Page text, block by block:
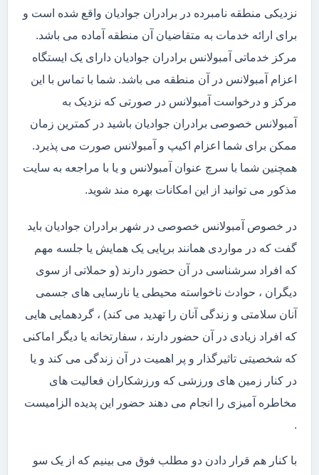
نزدیکی منطقه نامبرده در برادران جوادیان واقع شده است و
برای ارائه خدمات به متقاضیان آن منطقه آماده می باشد.
مرکز خدماتی آمبولانس برادران جوادیان دارای یک ایستگاه
اعزام آمبولانس در آن منطقه می باشد. شما با تماس با این
مرکز و درخواست آمبولانس در صورتی که نزدیک به
آمبولانس خصوصی برادران جوادیان باشید در کمترین زمان
ممکن برای شما اعزام اکیپ و آمبولانس صورت می پذیرد.
همچنین شما با سرچ عنوان آمبولانس و یا با مراجعه به سایت
مذکور می توانید از این امکانات بهره مند شوید.
در خصوص آمبولانس خصوصی در شهر برادران جوادیان باید
گفت که در مواردی همانند برپایی یک همایش یا جلسه مهم
که افراد سرشناسی در آن حضور دارند (و حملاتی از سوی
دیگران ، حوادث ناخواسته محیطی یا نارسایی های جسمی
آنان سلامتی و زندگی آنان را تهدید می کند) ، گردهمایی هایی
که افراد زیادی در آن حضور دارند ، سفارتخانه یا دیگر اماکنی
که شخصیتی تاثیرگذار و پر اهمیت در آن زندگی می کند و یا
در کنار زمین های ورزشی که ورزشکاران فعالیت های
مخاطره آمیزی را انجام می دهند حضور این پدیده الزامیست
.
با کنار هم قرار دادن دو مطلب فوق می بینیم که از یک سو